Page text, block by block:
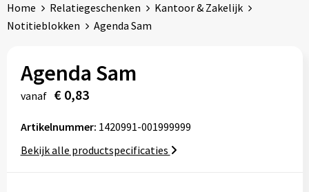
Handdoeken & Dekens
Tassen
Home Relatiegeschenken
Kantoor & Zakelijk
Notitieblokken
Agenda Sam
Agenda Sam
vanaf € 0,83
Artikelnummer: 1420991-001999999
Bekijk alle productspecificaties